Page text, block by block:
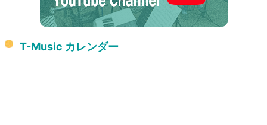
T-Music カレンダー